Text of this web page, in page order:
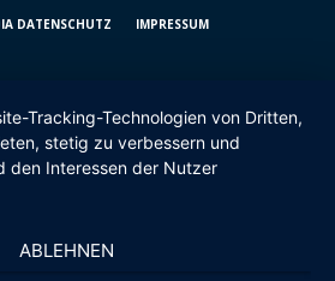
DATENSCHUTZ IMPRESSUM
Tracking-Technologien von Dritten,
stetig zu verbessern und
den Interessen der Nutzer
ABLEHNEN